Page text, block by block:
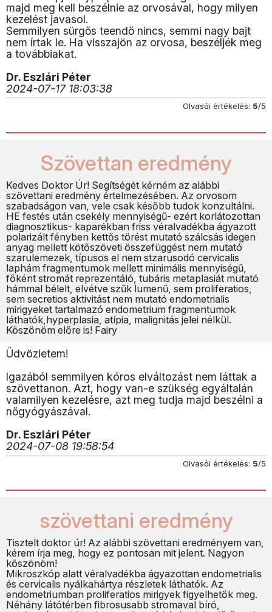
majd meg kell beszélnie az orvosával, hogy milyen
kezelést javasol.
Semmilyen sürgős teendő nincs, semmi nagy bajt
nem írtak le. Ha visszajön az orvosa, beszéljék meg
a továbbiakat.
Dr. Eszlári Péter
2024-07-17 18:03:38
Olvasói értékelés: 5/5
Szövettan eredmény
Kedves Doktor Úr! Segítségét kérném az alábbi
szövettani eredmény értelmezésében. Az orvosom
szabadságon van, vele csak később tudok konzultálni.
HE festés után csekély mennyiségű- ezért korlátozottan
diagnosztikus- kaparékban friss véralvadékba ágyazott
polarizált fényben kettős törést mutató szálcsás idegen
anyag mellett kötőszöveti összefüggést nem mutató
szarulemezek, típusos el nem stzarusodó cervicalis
laphám fragmentumok mellett minimális mennyiségű,
főként stromát reprezentáló, tubáris metaplasiát mutató
hámmal bélelt, elvétve szűk lumenű, sem proliferatios,
sem secretios aktivitást nem mutató endometrialis
mirigyeket tartalmazó endometrium fragmentumok
láthatók,hyperplasia, atípia, malignitás jelei nélkül.
Köszönöm előre is! Fairy
Üdvözletem!
Igazából semmilyen kóros elváltozást nem láttak a
szövettanon. Azt, hogy van-e szükség egyáltalán
valamilyen kezelésre, azt meg tudja majd beszélni a
nőgyógyászával.
Dr. Eszlári Péter
2024-07-08 19:58:54
Olvasói értékelés: 5/5
szövettani eredmény
Tisztelt doktor úr! Az alábbi szövettani eredményem van,
kérem írja meg, hogy ez pontosan mit jelent. Nagyon
köszönöm!
Mikroszkóp alatt véralvadékba ágyazottan endometrialis
és cervicalis nyálkahártya részletek láthatók. Az
endometriumban proliferatios mirigyek figyelhetők meg.
Néhány látótérben fibrosusabb stromaval bíró,